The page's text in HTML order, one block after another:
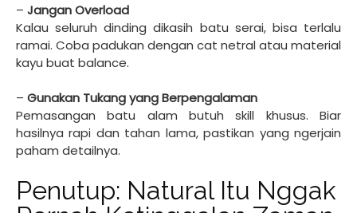
– Jangan Overload
Kalau seluruh dinding dikasih batu serai, bisa terlalu
ramai. Coba padukan dengan cat netral atau material
kayu buat balance.
– Gunakan Tukang yang Berpengalaman
Pemasangan batu alam butuh skill khusus. Biar
hasilnya rapi dan tahan lama, pastikan yang ngerjain
paham detailnya.
Penutup: Natural Itu Nggak